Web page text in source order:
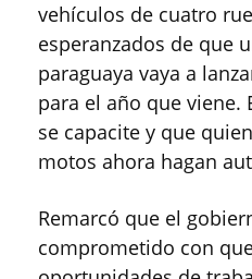
vehículos de cuatro
esperanzados de que
paraguaya vaya a
para el año que viene.
se capacite y que
motos ahora hagan
Remarcó que el
comprometido con